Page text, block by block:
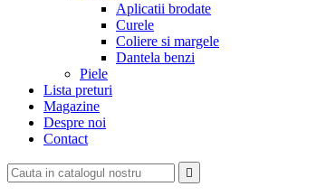
Aplicatii brodate
Curele
Coliere si margele
Dantela benzi
Piele
Lista preturi
Magazine
Despre noi
Contact
